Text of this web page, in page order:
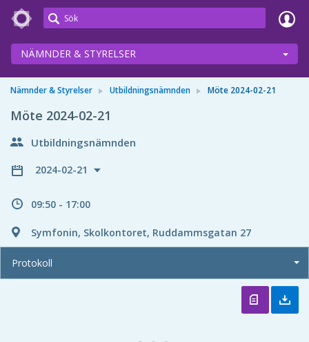
Meetings+
NÄMNDER & STYRELSER
Nämnder & Styrelser Utbildningsnämnden Möte 2024-02-21
Möte 2024-02-21
Utbildningsnämnden
2024-02-21
09:50 - 17:00
Symfonin, Skolkontoret, Ruddammsgatan 27
Protokoll